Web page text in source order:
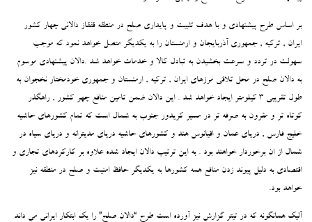
بر اساس طرح پیشنهادی و با هدف تثبیت و پایداری صلح در منطقه قفقاز دالانی چهار کشور
ایران , ترکیه , جمهوری آذربایجان و ارمنستان را به یکدیگر متصل خواهد نمود که موجب
سهولت در تردد و سرعت بخشیدن به تبادل کالا و خدمات خواهد شد .دالان پیشنهادی موسوم
به دالان صلح در محل تلاقی مرزهای ایران , ترکیه , ارمنستان و جمهوری خودمختار نخجوان به
طول تقریبی 3 کیلومتر ایجاد خواهد شد . این دالان ضمن تامین منافع چهر کشور , راهگذر
کوتاه تر و مقرون به صرفه تر در مسیر کریدور جنوب به شمال است که تمام کشورهای حاشیه
خلیج فارس , دریای عمان و اقیانوس هند و کشورهای حاشیه دریای مدیترانه و دریای سیاه در
شمال از ان برخوردار خواهند بود . به این ترتیب دالان ایجاد شده علاوه بر کارکردهای تجاری و
اقتصادی به دلیل پیوند زدن منافع همه کشورها به یکدیگر حافظ امنیت و صلح در منطقه نیز
خواهد بود.
آلیک همانگونه که در تیتر گزارش نیز آورده است طرح “دالان صلح” را یک ابتکار ایرانی می داند